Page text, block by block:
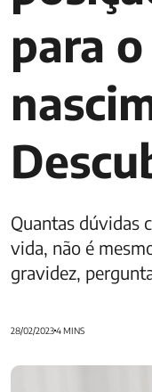
para o
Quantas dúvidas
vida, não é
gravidez,
28/02/20234 MINS